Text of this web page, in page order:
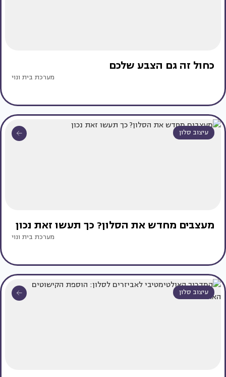
כחול זה גם הצבע שלכם
מערכת בית ונוי
עיצוב סלון
מעצבים מחדש את הסלון? כך תעשו זאת נכון
מערכת בית ונוי
עיצוב סלון